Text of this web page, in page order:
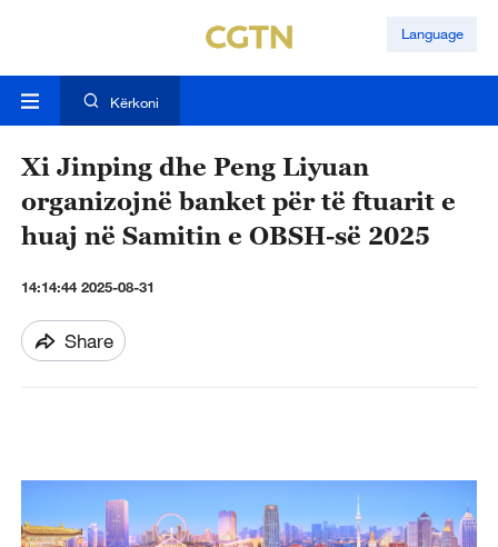
Language
Kërkoni
Xi Jinping dhe Peng Liyuan
organizojnë banket për të ftuarit e
huaj në Samitin e OBSH-së 2025
14:14:44 2025-08-31
Share